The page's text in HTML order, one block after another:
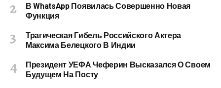
В WhatsApp Появилась Совершенно Новая
Функция
Трагическая Гибель Российского Актера
Максима Белецкого В Индии
Президент УЕФА Чеферин Высказался О Своем
Будущем На Посту